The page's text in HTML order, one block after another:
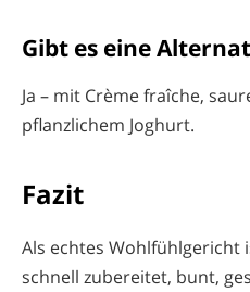
Gibt es eine
Ja – mit Crème fraîche,
pflanzlichem Joghurt.
Fazit
Als echtes Wohlfühlgericht
schnell zubereitet, bunt,